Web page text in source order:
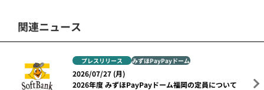
関連ニュース
プレスリリース みずほPayPayドーム
2026/07/27 (月)
2026年度 みずほPayPayドーム福岡の定員について